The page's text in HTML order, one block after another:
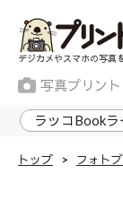
デジカメやスマホの写真
写真プリント
ラッコBookラ
トップ > フォト